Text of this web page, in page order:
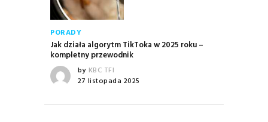
PORADY
Jak działa algorytm TikToka w 2025 roku –
kompletny przewodnik
by KBC TFI
27 listopada 2025